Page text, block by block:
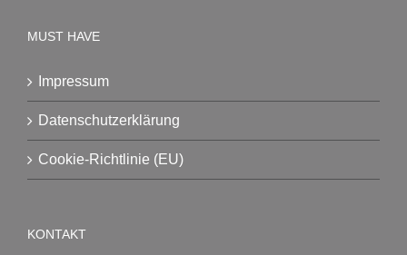
MUST HAVE
Impressum
Datenschutzerklärung
Cookie-Richtlinie (EU)
KONTAKT